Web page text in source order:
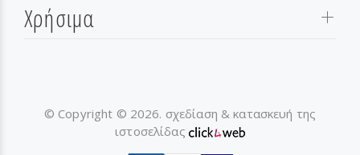
Χρήσιμα
© Copyright © 2026. σχεδίαση & κατασκευή της
ιστοσελίδας